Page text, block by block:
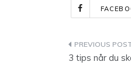
3 tips når du